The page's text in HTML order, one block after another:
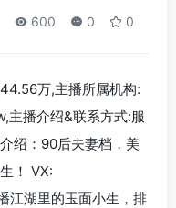
600 0 0
万,主播所属机构:
主播介绍&联系方式:服
绍：90后夫妻档，美
！ VX:
湖里的玉面小生，排